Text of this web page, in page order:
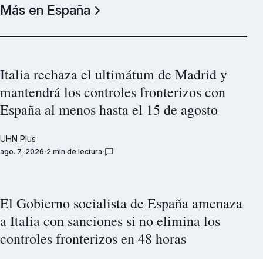
Más en España
Italia rechaza el ultimátum de Madrid y
mantendrá los controles fronterizos con
España al menos hasta el 15 de agosto
UHN Plus
ago. 7, 2026 2 min de lectura
El Gobierno socialista de España amenaza
a Italia con sanciones si no elimina los
controles fronterizos en 48 horas